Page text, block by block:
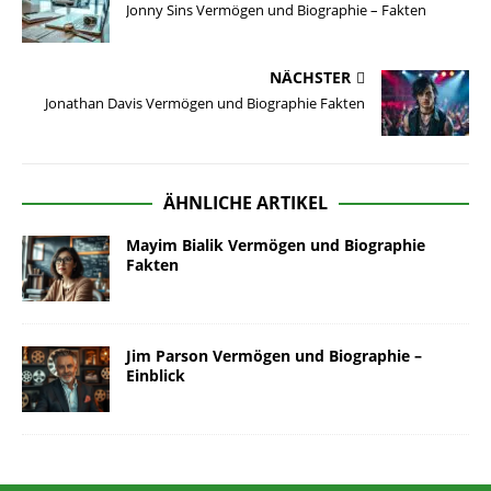
Jonny Sins Vermögen und Biographie – Fakten
NÄCHSTER
Jonathan Davis Vermögen und Biographie Fakten
ÄHNLICHE ARTIKEL
Mayim Bialik Vermögen und Biographie
Fakten
Jim Parson Vermögen und Biographie –
Einblick